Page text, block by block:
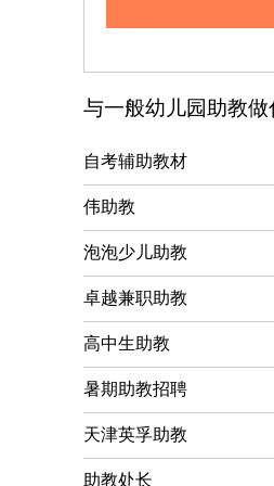
与一般幼儿园助教
自考辅助教材
伟助教
泡泡少儿助教
卓越兼职助教
高中生助教
暑期助教招聘
天津英孚助教
助教处长